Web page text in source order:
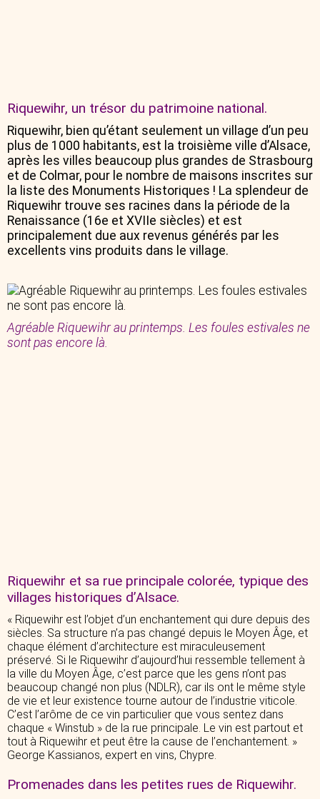
Riquewihr, un trésor du patrimoine national.
Riquewihr, bien qu’étant seulement un village d’un peu
plus de 1000 habitants, est la troisième ville d’Alsace,
après les villes beaucoup plus grandes de Strasbourg
et de Colmar, pour le nombre de maisons inscrites sur
la liste des Monuments Historiques ! La splendeur de
Riquewihr trouve ses racines dans la période de la
Renaissance (16e et XVIIe siècles) et est
principalement due aux revenus générés par les
excellents vins produits dans le village.
Riquewihr et sa rue principale colorée, typique des
villages historiques d’Alsace.
« Riquewihr est l’objet d’un enchantement qui dure depuis des
siècles. Sa structure n’a pas changé depuis le Moyen Âge, et
chaque élément d’architecture est miraculeusement
préservé. Si le Riquewihr d’aujourd’hui ressemble tellement à
la ville du Moyen Âge, c’est parce que les gens n’ont pas
beaucoup changé non plus (NDLR), car ils ont le même style
de vie et leur existence tourne autour de l’industrie viticole.
C’est l’arôme de ce vin particulier que vous sentez dans
chaque « Winstub » de la rue principale. Le vin est partout et
tout à Riquewihr et peut être la cause de l’enchantement. »
George Kassianos, expert en vins, Chypre.
Agréable Riquewihr au printemps. Les foules estivales ne
sont pas encore là.
Promenades dans les petites rues de Riquewihr.